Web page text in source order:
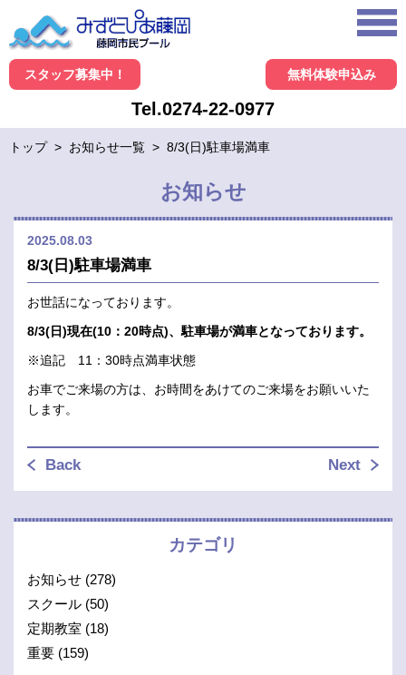
スタッフ募集中！ 無料体験申込み
Tel.0274-22-0977
トップ > お知らせ一覧 > 8/3(日)駐車場満車
お知らせ
2025.08.03
8/3(日)駐車場満車
お世話になっております。
8/3(日)現在(10：20時点)、駐車場が満車となっております。
※追記 11：30時点満車状態
お車でご来場の方は、お時間をあけてのご来場をお願いいた
します。
Back Next
カテゴリ
お知らせ (278)
スクール (50)
定期教室 (18)
重要 (159)